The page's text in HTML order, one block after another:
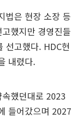
법은 현장 소장 등
했지만 경영진들
선고했다. HDC현
내렸다.
했던대로 2023
들어갔으며 2027